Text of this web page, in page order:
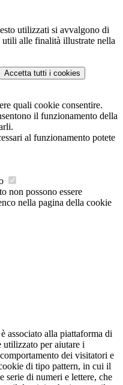
utilizzati si avvalgono di
utili alle finalità illustrate nella
Accetta tutti i cookies
quali cookie consentire.
il funzionamento della
al funzionamento potete
non possono essere
nella pagina della cookie
associato alla piattaforma di
per aiutare i
dei visitatori e
di tipo pattern, in cui il
serie di numeri e lettere, che